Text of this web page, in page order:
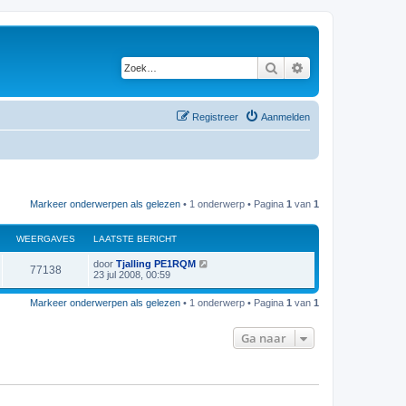
Zoek
Aanmelden
Registreer
Markeer onderwerpen als gelezen • 1 onderwerp • Pagina 1 van 1
WEERGAVES LAATSTE BERICHT
77138W
e
a
L
a
t
s
c
door Tjalling PE1RQM
23 jul 2008, 00:59
Markeer onderwerpen als gelezen • 1 onderwerp • Pagina 1 van 1
Ga naar